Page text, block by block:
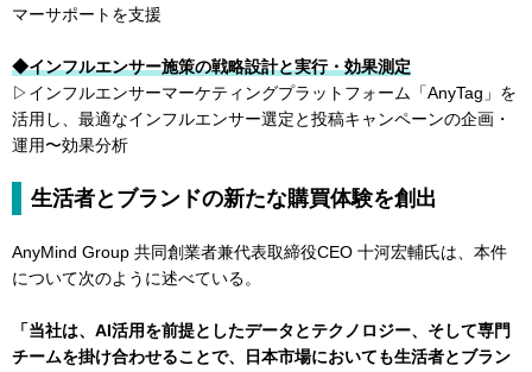
マーサポートを支援
◆インフルエンサー施策の戦略設計と実行・効果測定
▷インフルエンサーマーケティングプラットフォーム「AnyTag」を
活用し、最適なインフルエンサー選定と投稿キャンペーンの企画・
運用〜効果分析
生活者とブランドの新たな購買体験を創出
AnyMind Group 共同創業者兼代表取締役CEO 十河宏輔氏は、本件
について次のように述べている。
「当社は、AI活用を前提としたデータとテクノロジー、そして専門
チームを掛け合わせることで、日本市場においても生活者とブラン